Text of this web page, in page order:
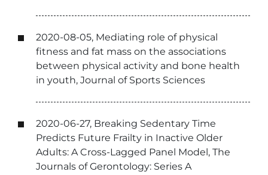
2020-08-05, Mediating role of physical
fitness and fat mass on the associations
between physical activity and bone health
in youth, Journal of Sports Sciences
2020-06-27, Breaking Sedentary Time
Predicts Future Frailty in Inactive Older
Adults: A Cross-Lagged Panel Model, The
Journals of Gerontology: Series A